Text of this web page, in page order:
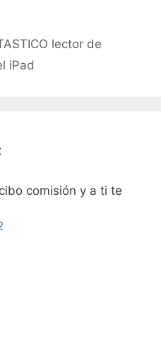
lector de
iPad
comisión y a ti te